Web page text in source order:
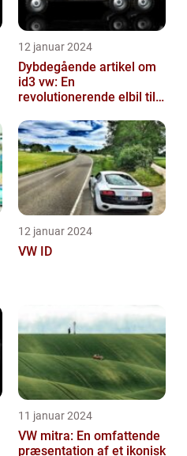
12 januar 2024
Dybdegående artikel om
id3 vw: En
revolutionerende elbil til
12 januar 2024
VW ID
11 januar 2024
VW mitra: En omfattende
præsentation af et ikonisk